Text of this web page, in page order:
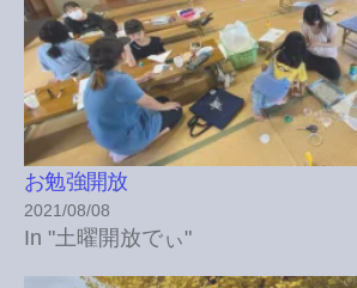
お勉強開放
2021/08/08
In "土曜開放でぃ"